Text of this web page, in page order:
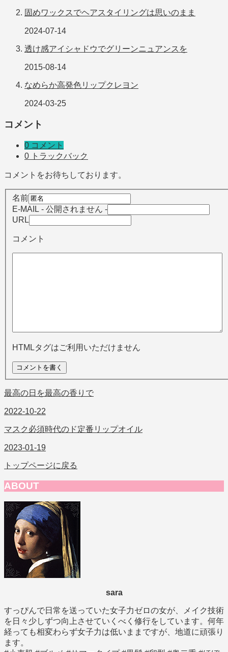
固めワックスでヘアスタイリングは思いのまま
2024-07-14
透け感アイシャドウでグリーンニュアンスを
2015-08-14
なめらか高発色リップクレヨン
2024-03-25
コメント
0 コメント
0 トラックバック
コメントをお待ちしております。
名前
E-MAIL - 公開されません -
URL
コメント
HTMLタグはご利用いただけません
最高の日を最高の香りで
2022-10-22
マスク必須時代のド定番リップオイル
2023-01-19
トップページに戻る
ABOUT
sara
すっぴんで日常を送っていた女子力ゼロの女が、メイク技術
を日々少しずつ向上させていくべく修行をしています。何年
経っても相変わらず女子力は低いままですが、地道に頑張り
ます。